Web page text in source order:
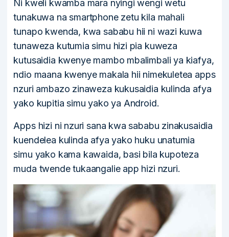
Ni kweli kwamba mara nyingi wengi wetu
tunakuwa na smartphone zetu kila mahali
tunapo kwenda, kwa sababu hii ni wazi kuwa
tunaweza kutumia simu hizi pia kuweza
kutusaidia kwenye mambo mbalimbali ya kiafya,
ndio maana kwenye makala hii nimekuletea apps
nzuri ambazo zinaweza kukusaidia kulinda afya
yako kupitia simu yako ya Android.
Apps hizi ni nzuri sana kwa sababu zinakusaidia
kuendelea kulinda afya yako huku unatumia
simu yako kama kawaida, basi bila kupoteza
muda twende tukaangalie app hizi nzuri.